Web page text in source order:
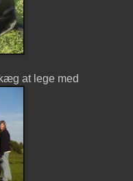
at lege med